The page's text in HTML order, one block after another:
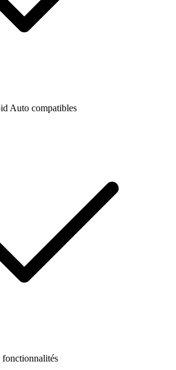
Auto compatibles
fonctionnalités